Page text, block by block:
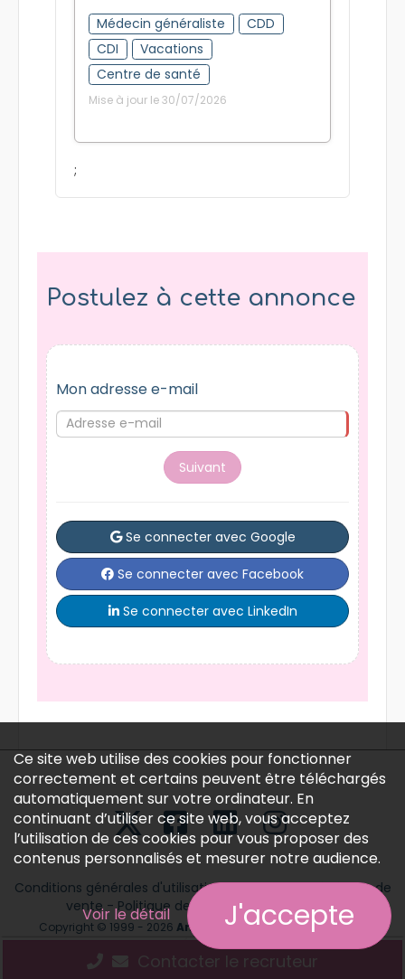
Médecin généraliste
CDD
CDI
Vacations
Centre de santé
Mise à jour le 30/07/2026
;
Postulez à cette annonce
Mon adresse e-mail
Suivant
Se connecter avec Google
Se connecter avec Facebook
Se connecter avec LinkedIn
Contacter le recruteur
Conditions générales d'utilisation-Conditions générales de
vente -Politique des données personnelles
Copyright © 1999 - 2026 Annonces médicalestous droits
réservés.
Ce site web utilise des cookies pour fonctionner
correctement et certains peuvent être téléchargés
automatiquement sur votre ordinateur. En
continuant d’utiliser ce site web, vous acceptez
l’utilisation de ces cookies pour vous proposer des
contenus personnalisés et mesurer notre audience.
Voir le détail J'accepte